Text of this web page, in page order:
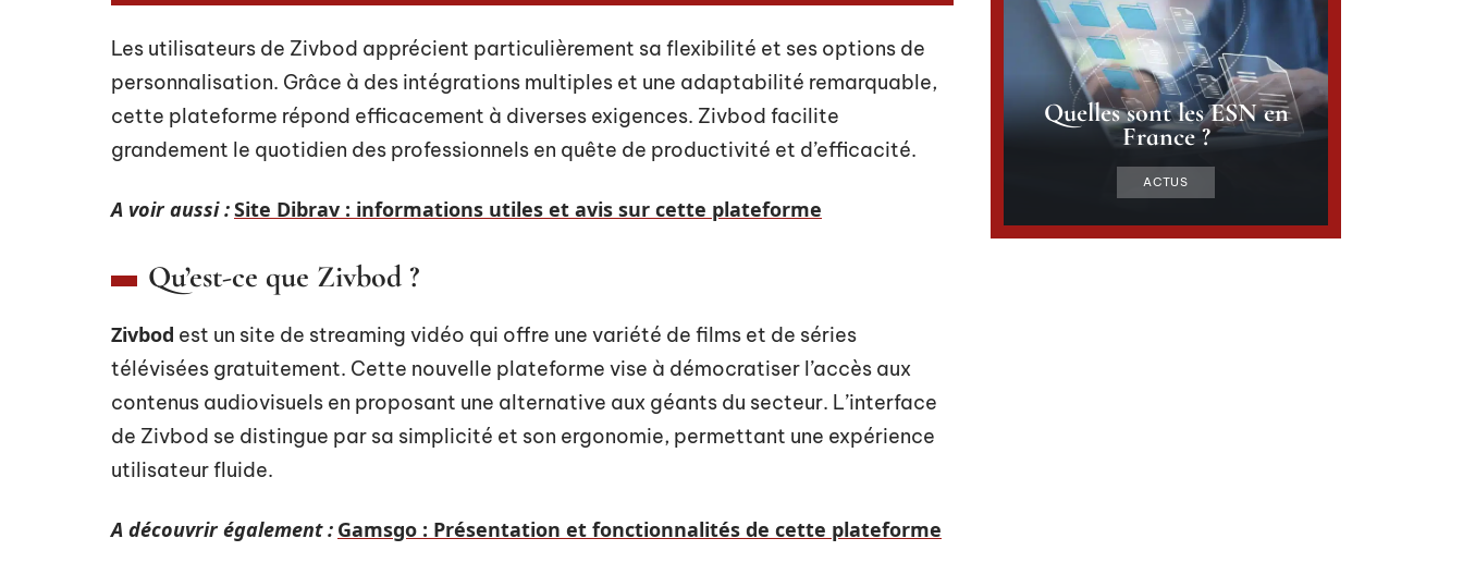
Les utilisateurs de Zivbod apprécient particulièrement sa flexibilité et ses options de
personnalisation. Grâce à des intégrations multiples et une adaptabilité remarquable,
cette plateforme répond efficacement à diverses exigences. Zivbod facilite
grandement le quotidien des professionnels en quête de productivité et d’efficacité.
A voir aussi :Site Dibrav : informations utiles et avis sur cette plateforme
Qu’est-ce que Zivbod ?
Zivbod est un site de streaming vidéo qui offre une variété de films et de séries
télévisées gratuitement. Cette nouvelle plateforme vise à démocratiser l’accès aux
contenus audiovisuels en proposant une alternative aux géants du secteur. L’interface
de Zivbod se distingue par sa simplicité et son ergonomie, permettant une expérience
utilisateur fluide.
A découvrir également : Gamsgo : Présentation et fonctionnalités de cette plateforme
Quelles sont les ESN en
France ?
ACTUS